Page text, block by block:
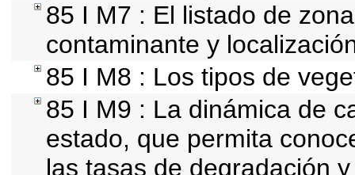
85 I M7 : El listado de
contaminante y
85 I M8 : Los tipos de
85 I M9 : La dinámica de
estado, que permita
las tasas de degradación